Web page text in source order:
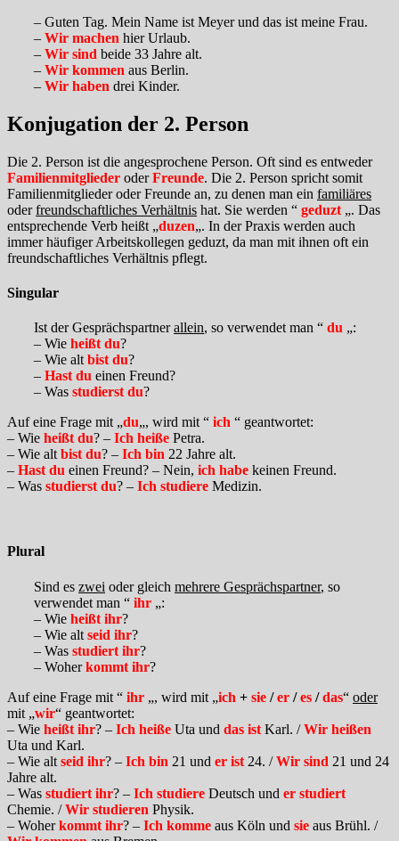
– Guten Tag. Mein Name ist Meyer und das ist meine Frau.
– Wir machen hier Urlaub.
– Wir sind beide 33 Jahre alt.
– Wir kommen aus Berlin.
– Wir haben drei Kinder.
Konjugation der 2. Person
Die 2. Person ist die angesprochene Person. Oft sind es entweder
Familienmitglieder oderFreunde. Die 2. Person spricht somit
Familienmitglieder oder Freunde an, zu denen man ein familiäres
oderfreundschaftliches Verhältnis hat. Sie werden “ geduzt „. Das
entsprechende Verb heißt „duzen„. In der Praxis werden auch
immer häufiger Arbeitskollegen geduzt, da man mit ihnen oft ein
freundschaftliches Verhältnis pflegt.
Singular
Ist der Gesprächspartnerallein, so verwendet man “ du „:
– Wie heißt du?
– Wie alt bist du?
– Hast du einen Freund?
– Was studierst du?
Auf eine Frage mit „du„, wird mit “ ich “ geantwortet:
– Wie heißt du? – Ich heiße Petra.
– Wie alt bist du? – Ich bin 22 Jahre alt.
– Hast du einen Freund? – Nein, ich habe keinen Freund.
– Was studierst du? – Ich studiere Medizin.
Plural
Sind es zwei oder gleich mehrere Gesprächspartner, so
verwendet man “ ihr „:
– Wie heißt ihr?
– Wie alt seid ihr?
– Was studiert ihr?
– Woherkommt ihr?
Auf eine Frage mit “ ihr „, wird mit „ich + sie /er /es /das“ oder
mit „wir“ geantwortet:
– Wie heißt ihr? – Ich heiße Uta und das ist Karl. /Wir heißen
Uta und Karl.
– Wie alt seid ihr? – Ich bin 21 und er ist 24. /Wir sind 21 und 24
Jahre alt.
– Was studiert ihr? – Ich studiere Deutsch und er studiert
Chemie. /Wir studieren Physik.
– Woherkommt ihr? – Ich komme aus Köln und sie aus Brühl. /